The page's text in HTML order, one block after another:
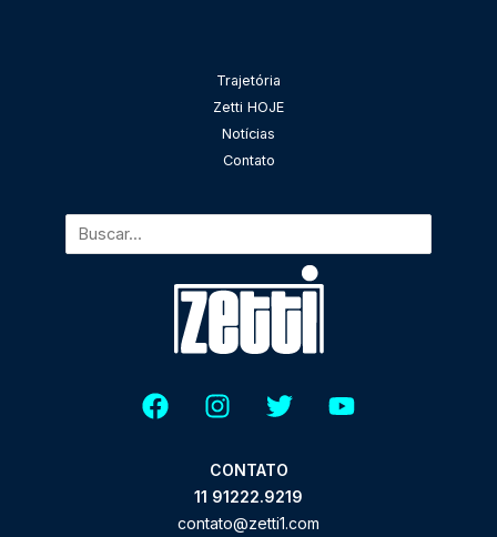
Trajetória
Zetti HOJE
Notícias
Contato
Pesquisar
CONTATO
11 91222.9219
contato@zetti1.com